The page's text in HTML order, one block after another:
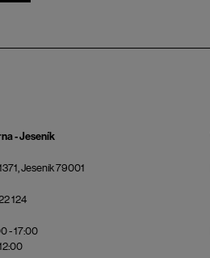
- Jeseník
Jeseník 79001
124
- 17:00